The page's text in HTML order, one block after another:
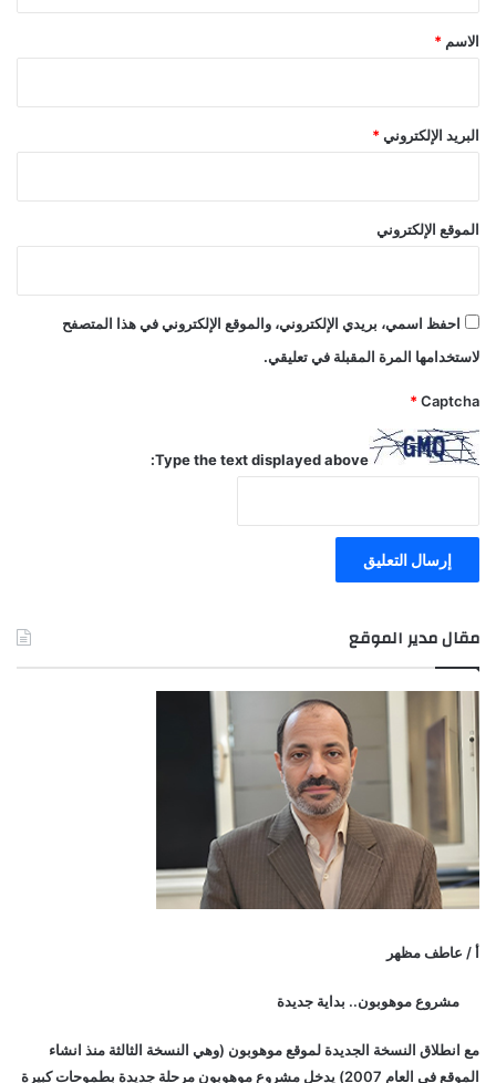
*
الاسم *
البريد الإلكتروني *
الموقع الإلكتروني
احفظ اسمي، بريدي الإلكتروني، والموقع الإلكتروني في هذا المتصفح
لاستخدامها المرة المقبلة في تعليقي.
Captcha
*
Type the text displayed above:
مقال مدير الموقع
أ / عاطف مظهر
مشروع موهوبون.. بداية جديدة
مع انطلاق النسخة الجديدة لموقع موهوبون (وهي النسخة الثالثة منذ انشاء
الموقع في العام 2007) يدخل مشروع موهوبون مرحلة جديدة بطموحات كبيرة